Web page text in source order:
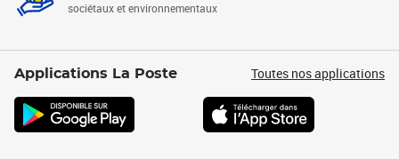
sociétaux et environnementaux
Applications La Poste Toutes nos applications